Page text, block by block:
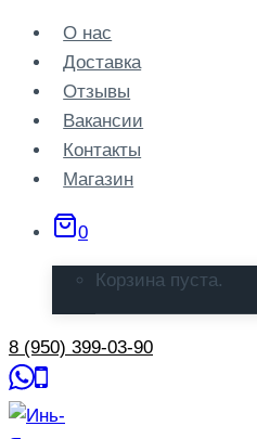
Перейти
содержанию
О нас
Доставка
Отзывы
Вакансии
Контакты
Магазин
0
Корзина пуста.
8 (950) 399-03-90